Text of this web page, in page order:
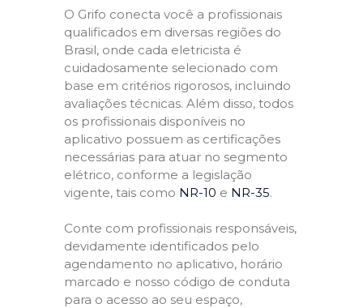
O Grifo conecta você a profissionais
qualificados em diversas regiões do
Brasil, onde cada eletricista é
cuidadosamente selecionado com
base em critérios rigorosos, incluindo
avaliações técnicas. Além disso, todos
os profissionais disponíveis no
aplicativo possuem as certificações
necessárias para atuar no segmento
elétrico, conforme a legislação
vigente, tais como NR-10 e NR-35.
Conte com profissionais responsáveis,
devidamente identificados pelo
agendamento no aplicativo, horário
marcado e nosso código de conduta
para o acesso ao seu espaço,